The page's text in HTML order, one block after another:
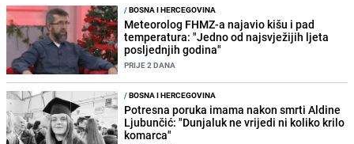
/BOSNA I HERCEGOVINA
Meteorolog FHMZ-a najavio kišu i pad
temperatura: "Jedno od najsvježijih ljeta
posljednjih godina"
PRIJE 2 DANA
/BOSNA I HERCEGOVINA
Potresna poruka imama nakon smrti Aldine
Ljubunčić: "Dunjaluk ne vrijedi ni koliko krilo
komarca"